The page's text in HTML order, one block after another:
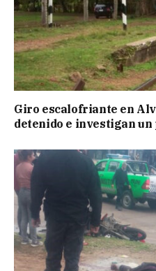
Giro escalofriante en
detenido e investigan